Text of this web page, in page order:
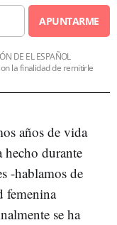
APUNTARME
DE EL ESPAÑOL
la finalidad de remitirle
años de vida
hecho durante
-hablamos de
femenina
se ha